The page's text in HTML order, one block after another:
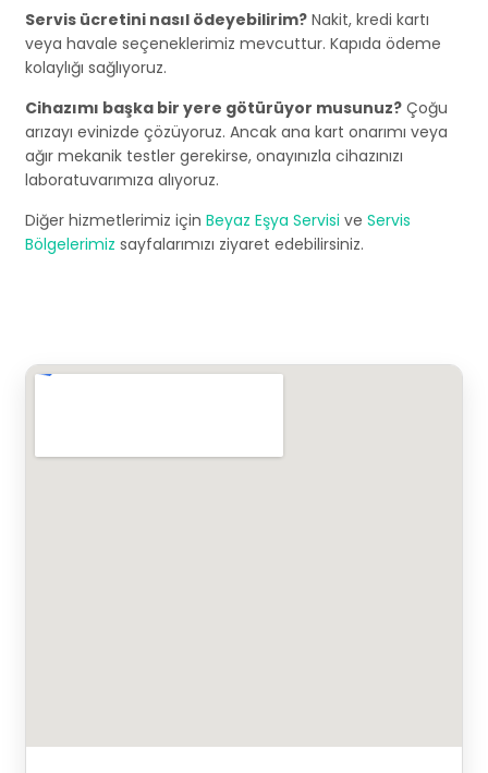
Servis ücretini nasıl ödeyebilirim? Nakit, kredi kartı
veya havale seçeneklerimiz mevcuttur. Kapıda ödeme
kolaylığı sağlıyoruz.
Cihazımı başka bir yere götürüyor musunuz? Çoğu
arızayı evinizde çözüyoruz. Ancak ana kart onarımı veya
ağır mekanik testler gerekirse, onayınızla cihazınızı
laboratuvarımıza alıyoruz.
Diğer hizmetlerimiz için Beyaz Eşya Servisi ve Servis
Bölgelerimiz sayfalarımızı ziyaret edebilirsiniz.